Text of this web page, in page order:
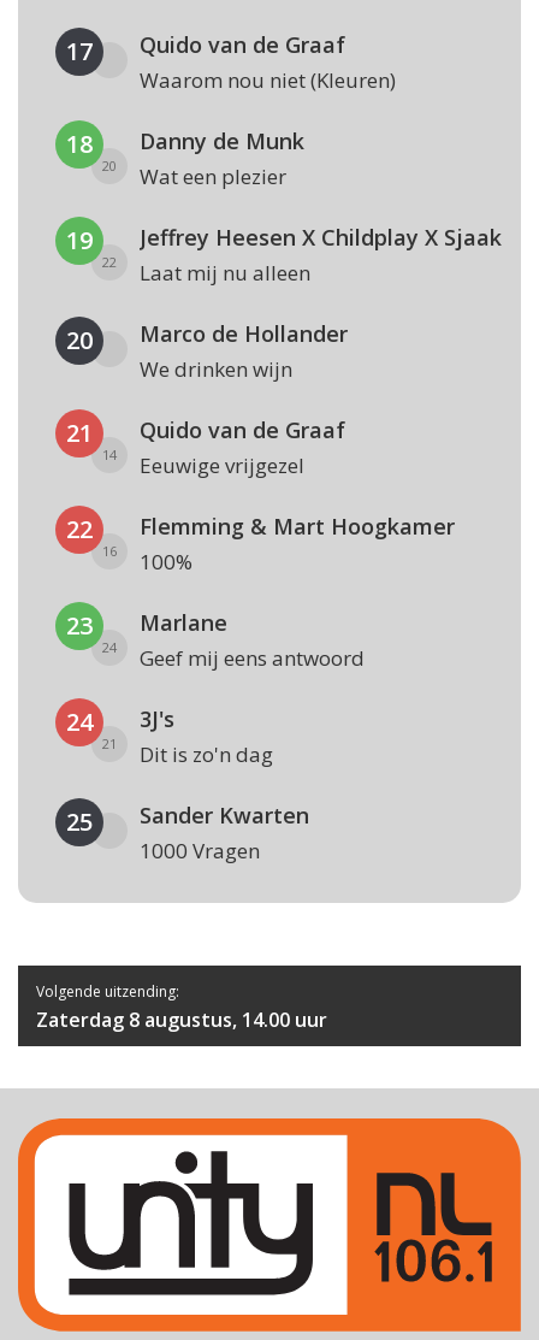
17 Quido van de Graaf
Waarom nou niet (Kleuren)
18
20
Danny de Munk
Wat een plezier
19
22
Jeffrey Heesen X Childplay X Sjaak
Laat mij nu alleen
20 Marco de Hollander
We drinken wijn
21
14
Quido van de Graaf
Eeuwige vrijgezel
22
16
Flemming & Mart Hoogkamer
100%
23
24
Marlane
Geef mij eens antwoord
24
21
3J's
Dit is zo'n dag
25 Sander Kwarten
1000 Vragen
Volgende uitzending:
Zaterdag 8 augustus, 14.00 uur